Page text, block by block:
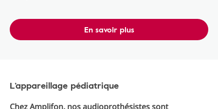
En savoir plus
L’appareillage pédiatrique
Chez Amplifon, nos audioprothésistes sont